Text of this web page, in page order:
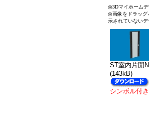
◎3Dマイホームデ
◎画像をドラッグ
示されていないデ
ST室内片開
(143kB)
シンボル付き